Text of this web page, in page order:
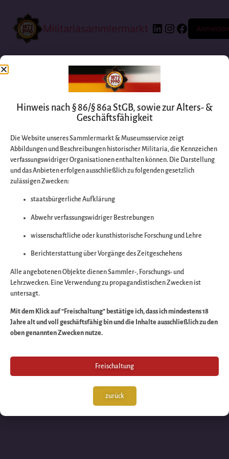
Militariasammlermarkt Anmelden
Entschuldigen Sie
bitte die
Wir arbeiten an
großartigen Sache
schauen Sie bald
wieder vorbei!
Hinweis nach § 86/§ 86a StGB, sowie zur Alters- &
Geschäftsfähigkeit
Die Website unseres Sammlermarkt & Museumsservice zeigt
Abbildungen und Beschreibungen historischer Militaria, die Kennzeichen
verfassungswidriger Organisationen enthalten können. Die Darstellung
und das Anbieten erfolgen ausschließlich zu folgenden gesetzlich
zulässigen Zwecken:
staatsbürgerliche Aufklärung
Abwehr verfassungswidriger Bestrebungen
wissenschaftliche oder kunsthistorische Forschung und Lehre
Berichterstattung über Vorgänge des Zeitgeschehens
Alle angebotenen Objekte dienen Sammler-, Forschungs- und
Lehrzwecken. Eine Verwendung zu propagandistischen Zwecken ist
untersagt.
Mit dem Klick auf “Freischaltung” bestätige ich, dass ich mindestens 18
Jahre alt und voll geschäftsfähig bin und die Inhalte ausschließlich zu den
oben genannten Zwecken nutze.
Freischaltung
zurück